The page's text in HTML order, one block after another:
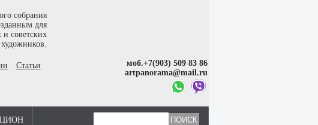
собрания
для
и советских
художников.
Статьи
моб.+7(903) 509 83 86
artpanorama@mail.ru